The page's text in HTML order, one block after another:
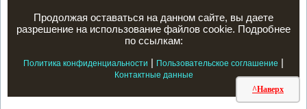
^Наверх
Продолжая оставаться на данном сайте, вы даете
разрешение на использование файлов cookie. Подробнее
по ссылкам:
Политика конфиденциальности | Пользовательское соглашение |
Контактные данные